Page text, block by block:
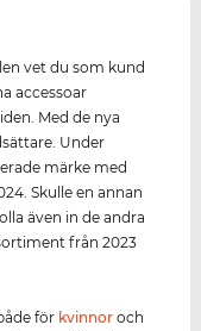
vet du som kund
accessoar
Med de nya
Under
märke med
Skulle en annan
även in de andra
från 2023
för kvinnor och